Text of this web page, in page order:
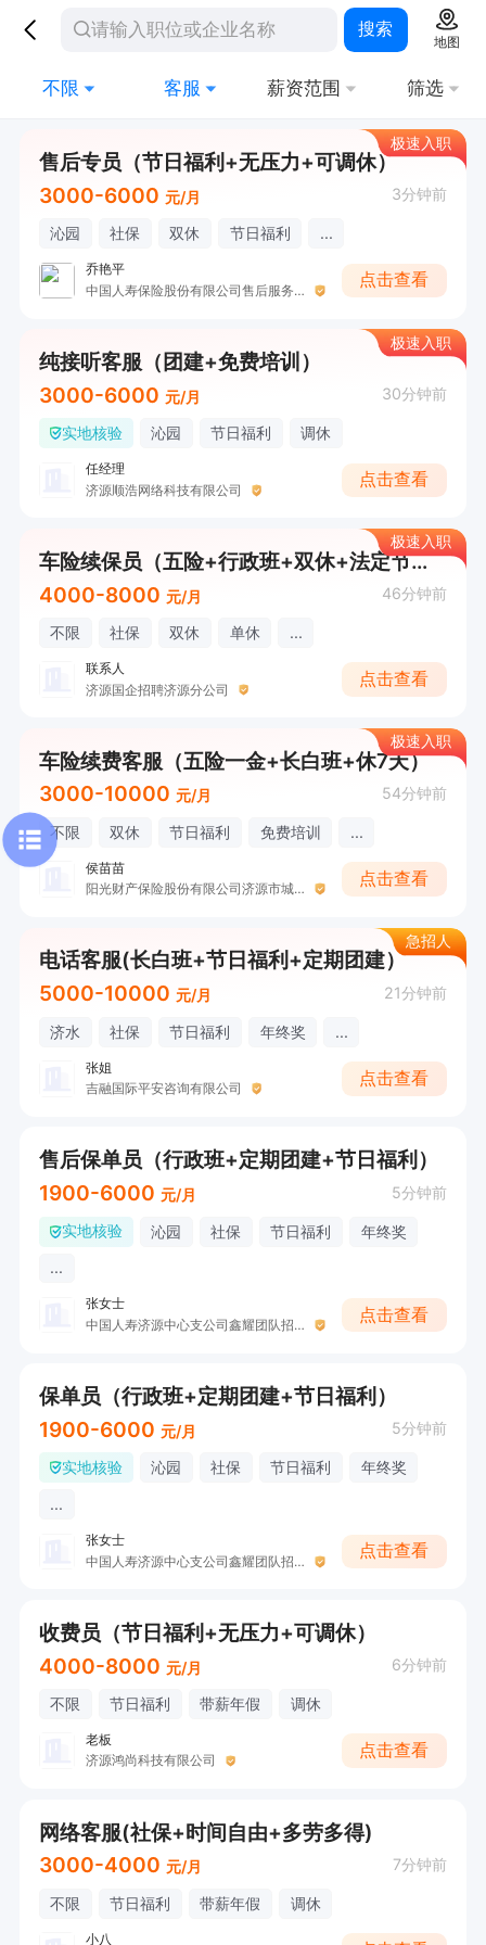
搜索
地图
不限 客服 薪资范围 筛选
极速入职
售后专员（节日福利+无压力+可调休）
3000-6000 元/月 3分钟前
沁园 社保 双休 节日福利 ...
乔艳平
中国人寿保险股份有限公司售后服务部
点击查看
极速入职
纯接听客服（团建+免费培训）
3000-6000 元/月 30分钟前
实地核验 沁园 节日福利 调休
任经理
济源顺浩网络科技有限公司
点击查看
极速入职
车险续保员（五险+行政班+双休+法定节假日）
4000-8000 元/月 46分钟前
不限 社保 双休 单休 ...
联系人
济源国企招聘济源分公司
点击查看
极速入职
车险续费客服（五险一金+长白班+休7天）
3000-10000 元/月 54分钟前
不限 双休 节日福利 免费培训 ...
侯苗苗
阳光财产保险股份有限公司济源市城东支公司
点击查看
急招人
电话客服(长白班+节日福利+定期团建）
5000-10000 元/月 21分钟前
济水 社保 节日福利 年终奖 ...
张姐
吉融国际平安咨询有限公司
点击查看
售后保单员（行政班+定期团建+节日福利）
1900-6000 元/月 5分钟前
实地核验 沁园 社保 节日福利
年终奖
...
张女士
中国人寿济源中心支公司鑫耀团队招募
点击查看
保单员（行政班+定期团建+节日福利）
1900-6000 元/月 5分钟前
实地核验 沁园 社保 节日福利
年终奖
...
张女士
中国人寿济源中心支公司鑫耀团队招募
点击查看
收费员（节日福利+无压力+可调休）
4000-8000 元/月 6分钟前
不限 节日福利 带薪年假 调休
老板
济源鸿尚科技有限公司
点击查看
网络客服(社保+时间自由+多劳多得)
3000-4000 元/月 7分钟前
不限 节日福利 带薪年假 调休
小八